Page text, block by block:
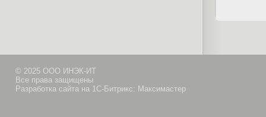
© 2025 ООО ИНЭК-ИТ
Все права защищены
Разработка сайта на 1С-Битрикс: Максимастер